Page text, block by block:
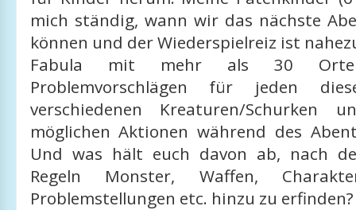
mich ständig, wann wir das nächste
können und der Wiederspielreiz ist
Fabula mit mehr als 30
Problemvorschlägen für jeden
verschiedenen Kreaturen/Schurken
möglichen Aktionen während des
Und was hält euch davon ab, nach
Regeln Monster, Waffen,
Problemstellungen etc. hinzu zu